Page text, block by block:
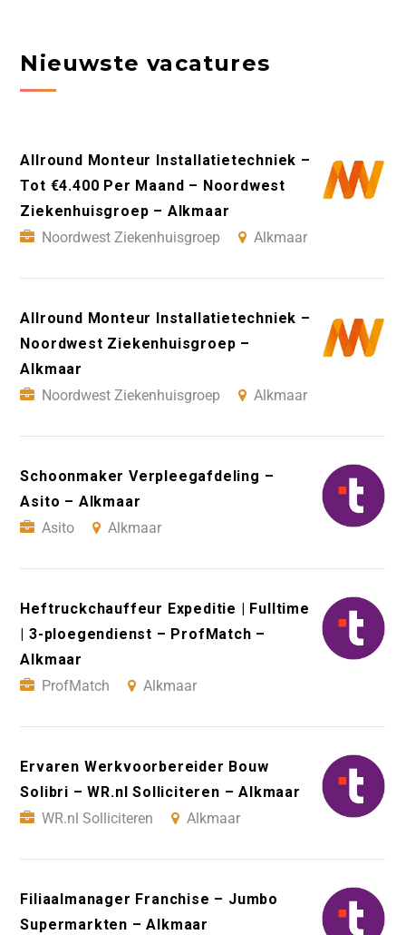
Nieuwste vacatures
Allround Monteur Installatietechniek –
Tot €4.400 Per Maand – Noordwest
Ziekenhuisgroep – Alkmaar
Noordwest Ziekenhuisgroep
Alkmaar
Allround Monteur Installatietechniek –
Noordwest Ziekenhuisgroep –
Alkmaar
Noordwest Ziekenhuisgroep
Alkmaar
Schoonmaker Verpleegafdeling –
Asito – Alkmaar
Asito
Alkmaar
Heftruckchauffeur Expeditie | Fulltime
| 3-ploegendienst – ProfMatch –
Alkmaar
ProfMatch
Alkmaar
Ervaren Werkvoorbereider Bouw
Solibri – WR.nl Solliciteren – Alkmaar
WR.nl Solliciteren
Alkmaar
Filiaalmanager Franchise – Jumbo
Supermarkten – Alkmaar